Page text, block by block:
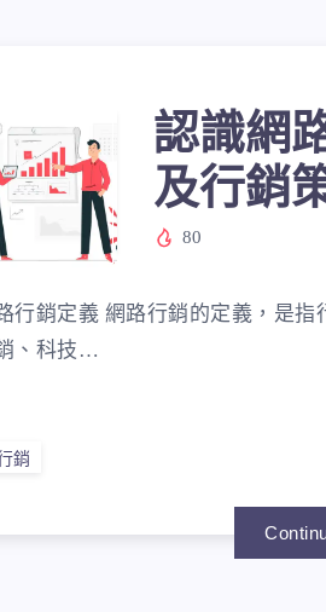
認識網
及行銷
80
行銷定義 網路行銷的定義，是
、科技…
銷